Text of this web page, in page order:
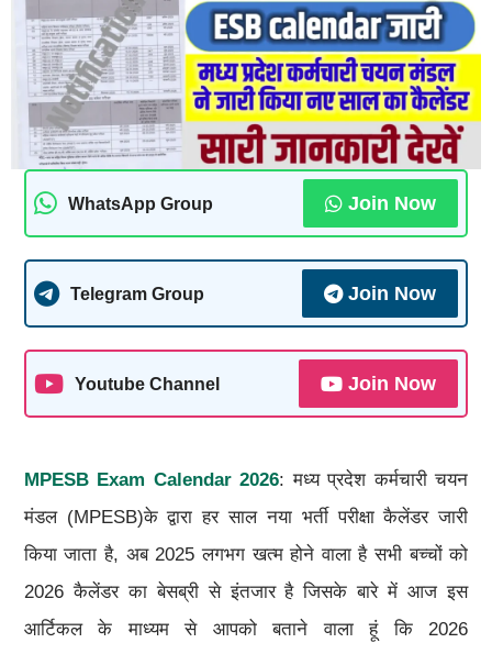
WhatsApp Group Join Now
Telegram Group Join Now
Youtube Channel Join Now
MPESB Exam Calendar 2026: मध्य प्रदेश कर्मचारी चयन
मंडल (MPESB)के द्वारा हर साल नया भर्ती परीक्षा कैलेंडर जारी
किया जाता है, अब 2025 लगभग खत्म होने वाला है सभी बच्चों को
2026 कैलेंडर का बेसब्री से इंतजार है जिसके बारे में आज इस
आर्टिकल के माध्यम से आपको बताने वाला हूं कि 2026